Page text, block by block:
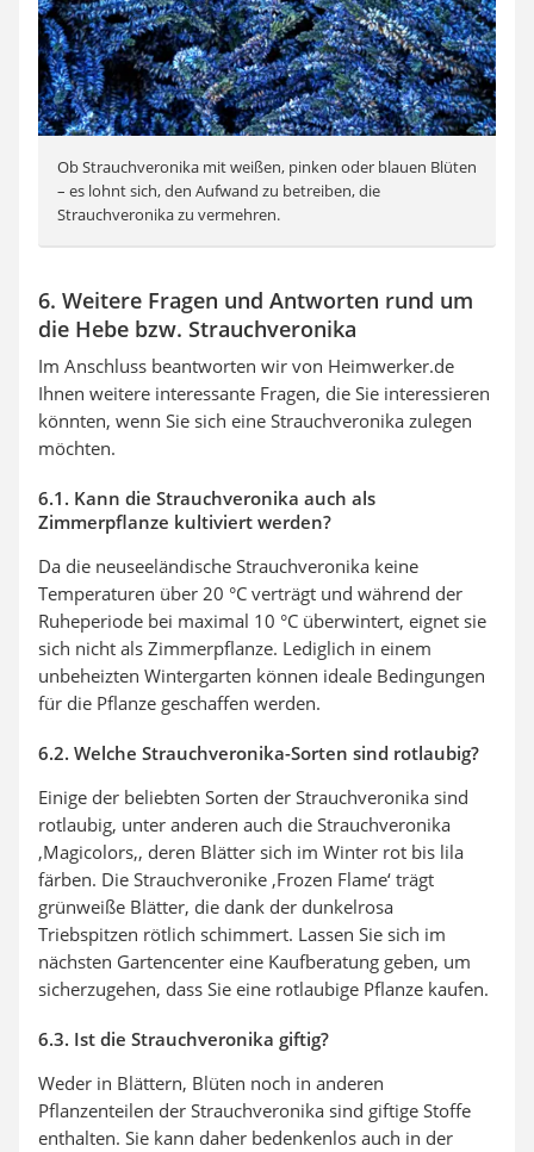
Ob Strauchveronika mit weißen, pinken oder blauen Blüten
– es lohnt sich, den Aufwand zu betreiben, die
Strauchveronika zu vermehren.
6. Weitere Fragen und Antworten rund um
die Hebe bzw. Strauchveronika
Im Anschluss beantworten wir von Heimwerker.de
Ihnen weitere interessante Fragen, die Sie interessieren
könnten, wenn Sie sich eine Strauchveronika zulegen
möchten.
6.1. Kann die Strauchveronika auch als
Zimmerpflanze kultiviert werden?
Da die neuseeländische Strauchveronika keine
Temperaturen über 20 °C verträgt und während der
Ruheperiode bei maximal 10 °C überwintert, eignet sie
sich nicht als Zimmerpflanze. Lediglich in einem
unbeheizten Wintergarten können ideale Bedingungen
für die Pflanze geschaffen werden.
6.2. Welche Strauchveronika-Sorten sind rotlaubig?
Einige der beliebten Sorten der Strauchveronika sind
rotlaubig, unter anderen auch die Strauchveronika
‚Magicolors‚, deren Blätter sich im Winter rot bis lila
färben. Die Strauchveronike ‚Frozen Flame‘ trägt
grünweiße Blätter, die dank der dunkelrosa
Triebspitzen rötlich schimmert. Lassen Sie sich im
nächsten Gartencenter eine Kaufberatung geben, um
sicherzugehen, dass Sie eine rotlaubige Pflanze kaufen.
6.3. Ist die Strauchveronika giftig?
Weder in Blättern, Blüten noch in anderen
Pflanzenteilen der Strauchveronika sind giftige Stoffe
enthalten. Sie kann daher bedenkenlos auch in der